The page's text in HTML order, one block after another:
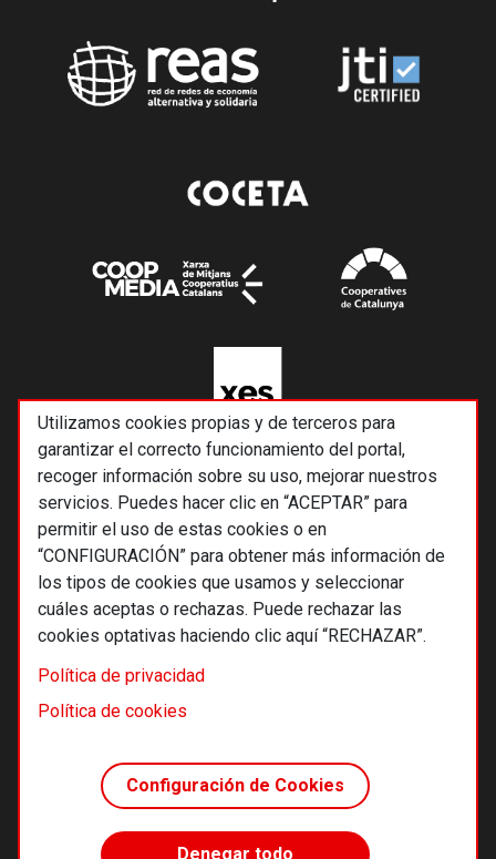
Utilizamos cookies propias y de terceros para
garantizar el correcto funcionamiento del portal,
recoger información sobre su uso, mejorar nuestros
servicios. Puedes hacer clic en “ACEPTAR” para
permitir el uso de estas cookies o en
“CONFIGURACIÓN” para obtener más información de
los tipos de cookies que usamos y seleccionar
cuáles aceptas o rechazas. Puede rechazar las
cookies optativas haciendo clic aquí “RECHAZAR”.
Política de privacidad
Política de cookies
Configuración de Cookies
Denegar todo
© 2026 Alternativas económicas SCCL
Footer
Términos y condiciones de uso
Política de cookies
Principios editoriales